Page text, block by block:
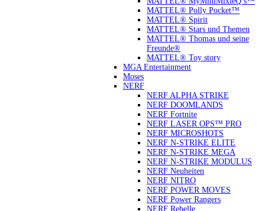
MATTEL® Polly Pocket™
MATTEL® Spirit
MATTEL® Stars und Themen
MATTEL® Thomas und seine
Freunde®
MATTEL® Toy story
MGA Entertainment
Moses
NERF
NERF ALPHA STRIKE
NERF DOOMLANDS
NERF Fortnite
NERF LASER OPS™ PRO
NERF MICROSHOTS
NERF N-STRIKE ELITE
NERF N-STRIKE MEGA
NERF N-STRIKE MODULUS
NERF Neuheiten
NERF NITRO
NERF POWER MOVES
NERF Power Rangers
NERF Rebelle